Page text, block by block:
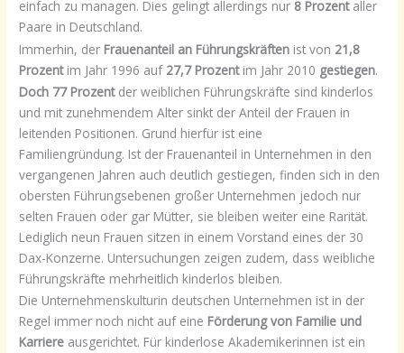
einfach zu managen. Dies gelingt allerdings nur 8 Prozent aller
Paare in Deutschland.
Immerhin, der Frauenanteil an Führungskräften ist von 21,8
Prozentim Jahr 1996 auf 27,7 Prozentim Jahr 2010 gestiegen.
Doch 77 Prozent der weiblichen Führungskräfte sind kinderlos
und mit zunehmendem Alter sinkt der Anteil der Frauen in
leitenden Positionen. Grund hierfür ist eine
Familiengründung. Ist der Frauenanteil in Unternehmen in den
vergangenen Jahren auch deutlich gestiegen, finden sich in den
obersten Führungsebenen großer Unternehmen jedoch nur
selten Frauen oder gar Mütter, sie bleiben weiter eine Rarität.
Lediglich neun Frauen sitzen in einem Vorstand eines der 30
Dax-Konzerne. Untersuchungen zeigen zudem, dass weibliche
Führungskräfte mehrheitlich kinderlos bleiben.
Die Unternehmenskulturin deutschen Unternehmen ist in der
Regel immer noch nicht auf eine Förderung von Familie und
Karriere ausgerichtet. Für kinderlose Akademikerinnen ist ein